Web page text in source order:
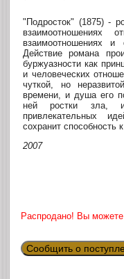
"Подросток" (1875) -
взаимоотношениях
Действие романа
буржуазности как
и человеческих
чуткой, но
времени, и душа его
ней ростки зла,
привлекательных
сохранит способность
2007
Распродано! Вы можете
Сообщить о